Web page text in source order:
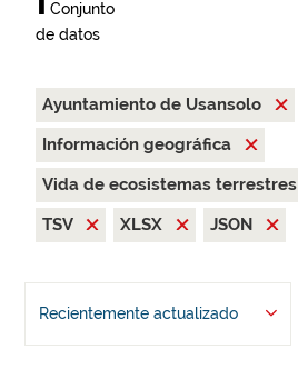
Conjunto
de datos
Ayuntamiento de Usansolo
Información geográfica
Vida de ecosistemas terrestres
TSV
XLSX JSON
Recientemente actualizado